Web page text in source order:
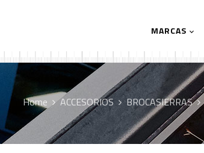
MARCAS
Home ACCESORIOS BROCASIERRAS